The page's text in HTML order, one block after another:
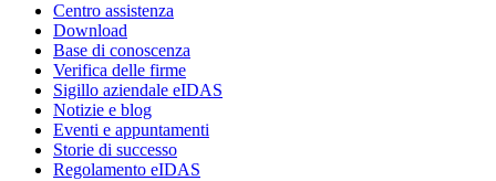
Centro assistenza
Download
Base di conoscenza
Verifica delle firme
Sigillo aziendale eIDAS
Notizie e blog
Eventi e appuntamenti
Storie di successo
Regolamento eIDAS